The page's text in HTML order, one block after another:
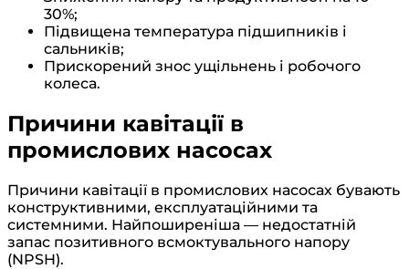
30%;
Підвищена температура підшипників і
сальників;
Прискорений знос ущільнень і робочого
колеса.
Причини кавітації в
промислових насосах
Причини кавітації в промислових насосах бувають
конструктивними, експлуатаційними та
системними. Найпоширеніша — недостатній
запас позитивного всмоктувального напору
(NPSH).